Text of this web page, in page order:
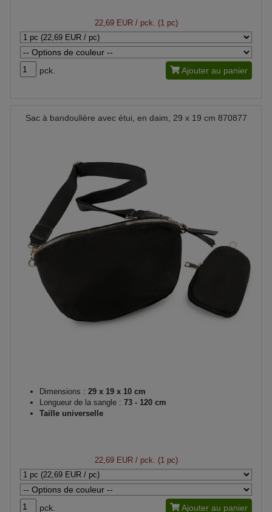
22,69 EUR/ pck. (1 pc)
pck. Ajouter au panier
Sac à bandoulière avec étui, en daim, 29 x 19 cm 870877
Dimensions : 29 x 19 x 10 cm
Longueur de la sangle : 73 - 120 cm
Taille universelle
22,69 EUR/ pck. (1 pc)
pck. Ajouter au panier